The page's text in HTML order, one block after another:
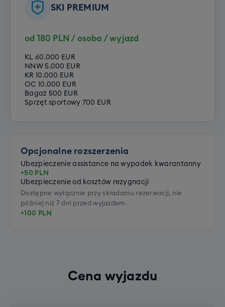
SKI PREMIUM
od 180 PLN / osoba / wyjazd
KL 60.000 EUR
NNW 5.000 EUR
KR 10.000 EUR
OC 10.000 EUR
Bagaż 500 EUR
Sprzęt sportowy 700 EUR
Opcjonalne rozszerzenia
Ubezpieczenie assistance na wypadek kwarantanny
+50 PLN
Ubezpieczenie od kosztów rezygnacji
Dostępne wyłącznie przy składaniu rezerwacji, nie
później niż 7 dni przed wyjazdem.
+100 PLN
Cena wyjazdu